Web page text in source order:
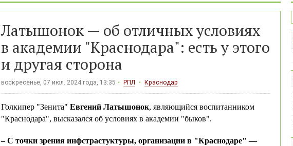
Латышонок — об отличных условиях
в академии "Краснодара": есть у этого
и другая сторона
воскресенье, 07 июл. 2024 года, 13:35 РПЛ Краснодар
Голкипер "Зенита" Евгений Латышонок, являющийся воспитанником
"Краснодара", высказался об условиях в академии "быков".
– С точки зрения инфстрастуктуры, организации в "Краснодаре" —